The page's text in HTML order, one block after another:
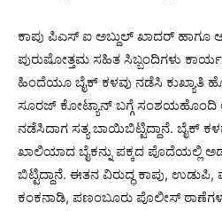
ಕಾಪು ಪಿಎಸ್ ಐ ಅಬ್ದುಲ್ ಖಾದರ್
ಪುರುಷೋತ್ತಮ ಸಹಿತ ಸಿಬ್ಬಂದಿಗಳು
ಹಿಂದೆಯೂ ಬೈಕ್ ಕಳವು ನಡೆಸಿ ಕುಖ್ಯಾತಿ
ಸೂರಜ್ ಕೋಟ್ಯಾನ್ ಬಗ್ಗೆ ಸಂಶಯಹೊಂದಿ
ನಡೆಸಿದಾಗ ಸತ್ಯ ಬಾಯಿಬಿಟ್ಟಿದ್ದಾನೆ. ಬೈಕ್
ಖಾಲಿಯಾದ ಬೈಕನ್ನು ಪಕ್ಕದ ಪೊದೆಯಲ್ಲಿ
ಬಿಟ್ಟಿದ್ದಾನೆ. ಈತನ ವಿರುದ್ಧ ಕಾಪು,
ಕಂಕನಾಡಿ, ಪಣಂಬೂರು ಪೊಲೀಸ್